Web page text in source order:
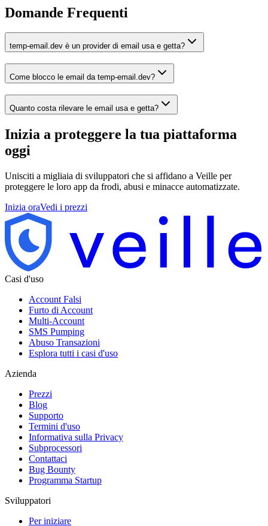
Domande Frequenti
temp-email.dev è un provider di email usa e getta?
Come blocco le email da temp-email.dev?
Quanto costa rilevare le email usa e getta?
Inizia a proteggere la tua piattaforma
oggi
Unisciti a migliaia di sviluppatori che si affidano a Veille per
proteggere le loro app da frodi, abusi e minacce automatizzate.
Inizia oraVedi i prezzi
Casi d'uso
Account Falsi
Furto di Account
Multi-Account
SMS Pumping
Abuso Transazioni
Esplora tutti i casi d'uso
Azienda
Prezzi
Blog
Supporto
Termini d'uso
Informativa sulla Privacy
Subprocessori
Contattaci
Bug Bounty
Programma Startup
Sviluppatori
Per iniziare